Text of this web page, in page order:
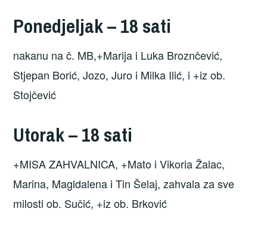
Ponedjeljak – 18 sati
nakanu na č. MB,+Marija i Luka Broznčević,
Stjepan Borić, Jozo, Juro i Milka Ilić, i +iz ob.
Stojčević
Utorak – 18 sati
+MISA ZAHVALNICA, +Mato i Vikoria Žalac,
Marina, Magldalena i Tin Šelaj, zahvala za sve
milosti ob. Sučić, +iz ob. Brković